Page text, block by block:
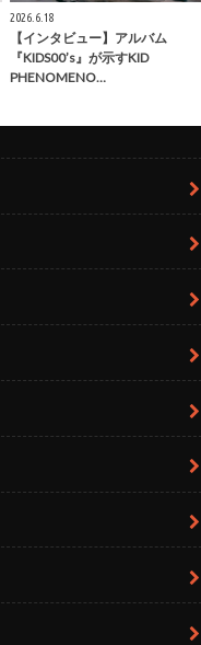
2026.6.18
【インタビュー】アルバム
『KIDS00’s』が示すKID
PHENOMENO…